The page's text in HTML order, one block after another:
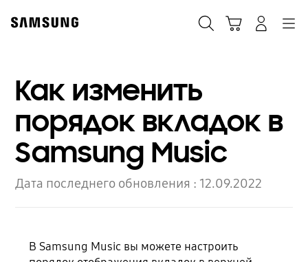
content
Как изменить
порядок вкладок в
Samsung Music
Дата последнего обновления : 12.09.2022
В Samsung Music вы можете настроить